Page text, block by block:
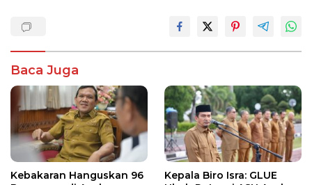
Baca Juga
Kebakaran Hanguskan 96
Kepala Biro Isra: GLUE